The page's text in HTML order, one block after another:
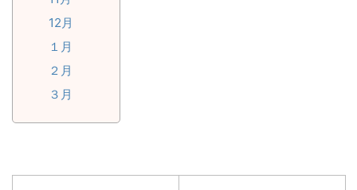
12月
１月
２月
３月